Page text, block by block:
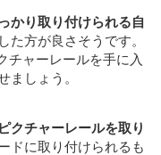
かり取り付けられる自
した方が良さそうです。
チャーレールを手に入
ましょう。
クチャーレールを取り
ドに取り付けられるも